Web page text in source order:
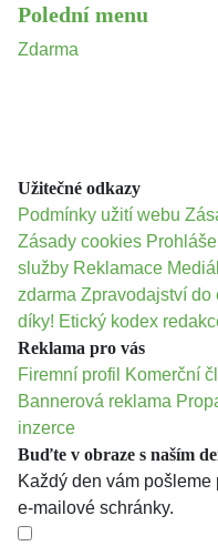
Polední menu
Zdarma
Užitečné odkazy
Podmínky užití webu
Zásady cookies
služby Reklamace
zdarma Zpravodajství do
díky! Etický kodex
Reklama pro vás
Firemní profil
Komerční
Bannerová reklama
inzerce
Buďte v obraze s naším
Každý den vám
e-mailové schránky.